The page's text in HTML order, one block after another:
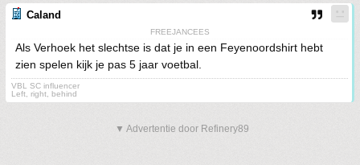
Caland
FREEJANCEES
Als Verhoek het slechtse is dat je in een Feyenoordshirt hebt
zien spelen kijk je pas 5 jaar voetbal.
VBL SC influencer
Left, right, behind
▼ Advertentie door Refinery89